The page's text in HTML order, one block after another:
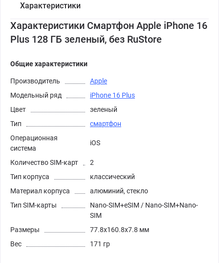
Характеристики
Характеристики Смартфон Apple iPhone 16
Plus 128 ГБ зеленый, без RuStore
Общие характеристики
Производитель
Apple
Модельный ряд
iPhone 16 Plus
Цвет
зеленый
Тип
смартфон
Операционная
система
iOS
Количество SIM-карт
2
Тип корпуса
классический
Материал корпуса
алюминий, стекло
Тип SIM-карты
Nano-SIM+eSIM / Nano-SIM+Nano-
SIM
Размеры
77.8x160.8x7.8 мм
Вес
171 гр